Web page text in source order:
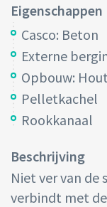
Eigenschappen
Casco: Beton
Externe
Opbouw:
Pelletkachel
Rookkanaal
Beschrijving
Niet ver van de
verbindt met